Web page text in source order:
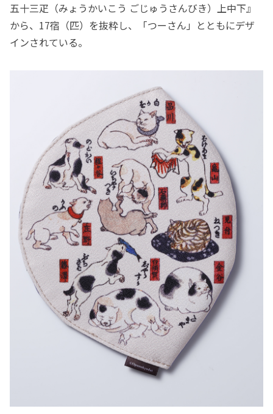
五十三疋（みょうかいこう ごじゅうさんびき）上中下』
から、17宿（匹）を抜粋し、「つーさん」とともにデザ
インされている。